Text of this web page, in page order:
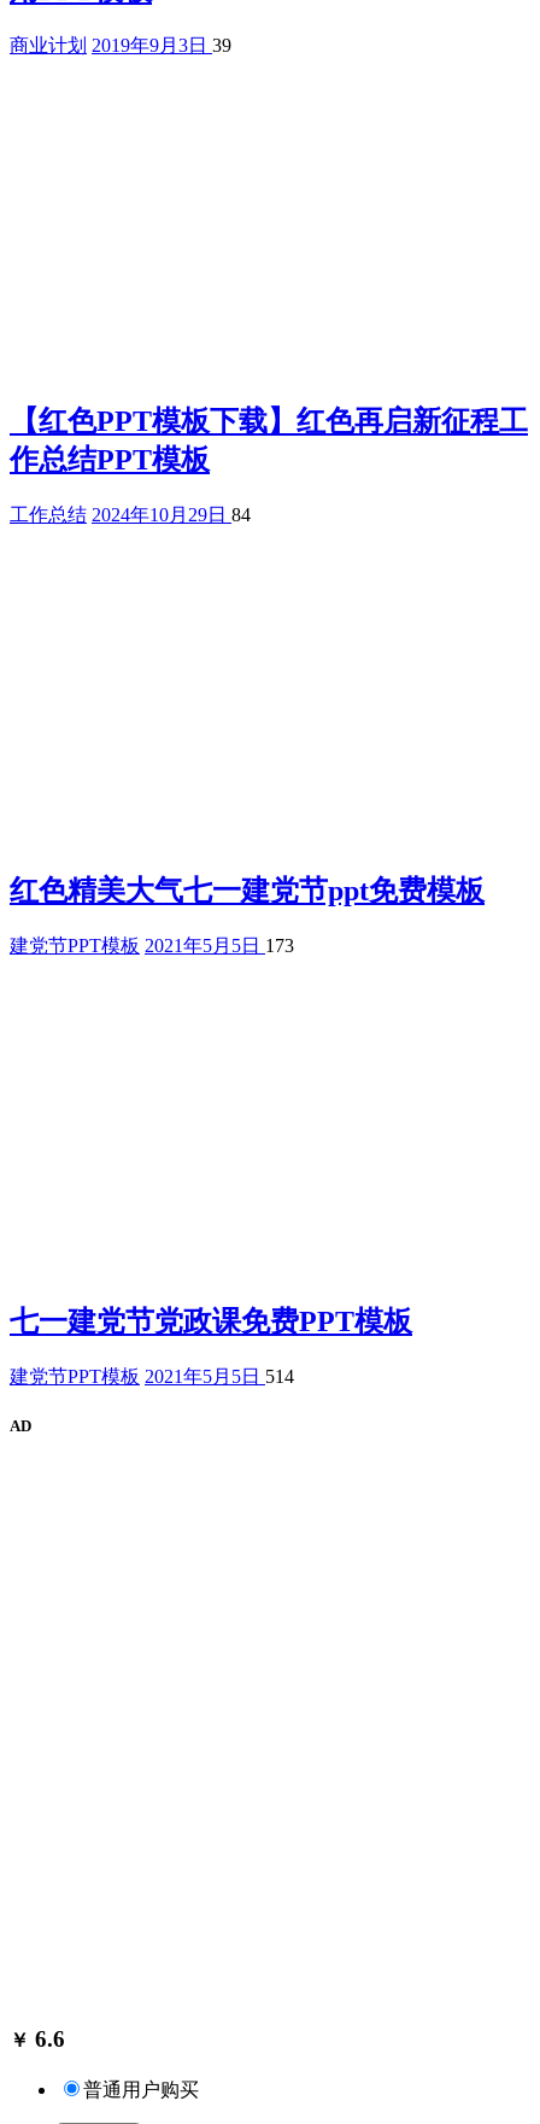
商业计划 2019年9月3日 39
【红色PPT模板下载】红色再启新征程工
作总结PPT模板
工作总结 2024年10月29日 84
红色精美大气七一建党节ppt免费模板
建党节PPT模板 2021年5月5日 173
七一建党节党政课免费PPT模板
建党节PPT模板 2021年5月5日 514
AD
￥ 6.6
普通用户购买